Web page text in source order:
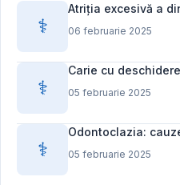
⚕️
Atriția excesivă a
06 februarie 2025
⚕️
Carie cu
05 februarie 2025
⚕️
Odontoclazia:
05 februarie 2025